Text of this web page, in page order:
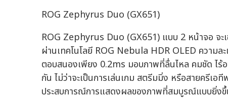
ROG Zephyrus Duo (GX651)
ROG Zephyrus Duo (GX651) แบบ 2 หน้าจอ จะ
ผ่านเทคโนโลยี ROG Nebula HDR OLED ความล
ตอบสนองเพียง 0.2ms มอบภาพที่ลื่นไหล คมชัด ไร้
กัน ไม่ว่าจะเป็นการเล่นเกม สตรีมมิ่ง หรือสายครีเ
ประสบการณ์การแสดงผลของภาพที่สมบูรณ์แบบยิ่ง